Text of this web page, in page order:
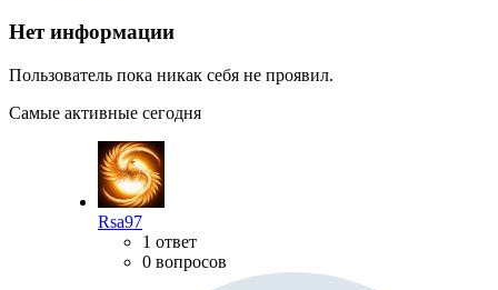
Нет информации
Пользователь пока никак себя не проявил.
Самые активные сегодня
Rsa97
1 ответ
0 вопросов